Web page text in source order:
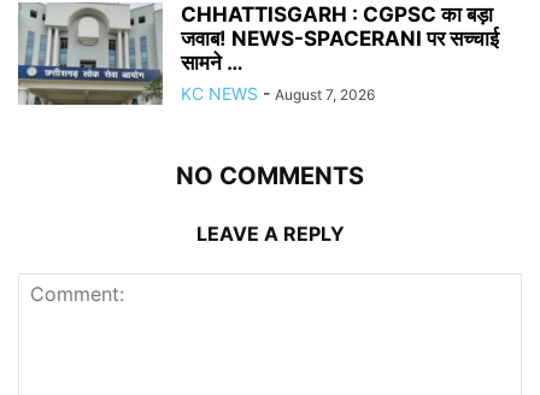
CHHATTISGARH : CGPSC का बड़ा
जवाब! NEWS-SPACERANI पर सच्चाई
सामने …
KC NEWS - August 7, 2026
NO COMMENTS
LEAVE A REPLY